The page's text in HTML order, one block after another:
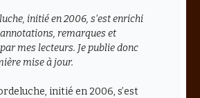
initié en 2006, s’est enrichi
remarques et
mes lecteurs. Je publie donc
mise à jour.
initié en 2006, s’est